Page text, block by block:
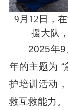
9月12日，
援大队
2025年9
年的主题为 “
护培训活动
救互救能力。